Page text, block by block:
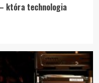
która technologia